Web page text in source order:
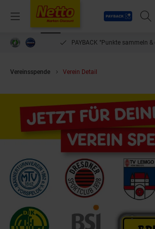
Menü
Payback
PAYBACK °Punkte sammeln
Vereinsspende Verein Detail